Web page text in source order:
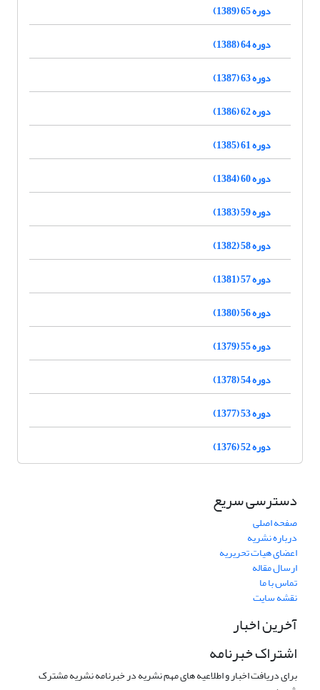
دوره 65 (1389)
دوره 64 (1388)
دوره 63 (1387)
دوره 62 (1386)
دوره 61 (1385)
دوره 60 (1384)
دوره 59 (1383)
دوره 58 (1382)
دوره 57 (1381)
دوره 56 (1380)
دوره 55 (1379)
دوره 54 (1378)
دوره 53 (1377)
دوره 52 (1376)
دسترسی سریع
صفحه اصلی
درباره نشریه
اعضای هیات تحریریه
ارسال مقاله
تماس با ما
نقشه سایت
آخرین اخبار
اشتراک خبرنامه
برای دریافت اخبار و اطلاعیه های مهم نشریه در خبرنامه نشریه مشترک